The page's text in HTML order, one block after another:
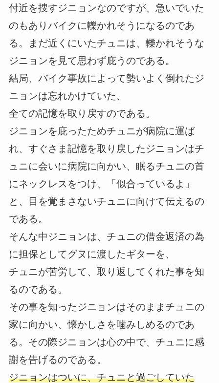
付近を捜すジニョンなのですが、急いでいた
のもありバイクに轢かれそうになるのであ
る。まだ近くにいたチュニは、轢かれそうな
ジニョンを見て思わず庇うのである。
結局、バイク事故によって勢いよく倒れたジ
ニョンは忘れかけていた、
全ての記憶を取り戻すのである。
ジニョンを庇ったためチュニが病院に運ば
れ、すぐさま記憶を取り戻したジニョンはチ
ュニに会いに病院に向かい、眠るチュニの首
にネックレスをつけ、「似合っているよ」
と、目を覚まさないチュニに向けて伝えるの
である。
そんな中ジニョンは、チュニの借金返済の為
に担保としてグヌに渡したギターを、
チュニが苦労して、取り返してくれた事を知
るのである。
その事を知ったジニョンはそのままチュニの
家に向かい、懐かしさを噛みしめるのであ
る。その際ジニョンは心の中で、チュニに感
謝を告げるのである。
ジニョンはついに、チュニと過ごしていた